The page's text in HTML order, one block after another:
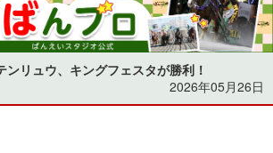
リュウ、キングフェスタが勝利！
2026年05月26日